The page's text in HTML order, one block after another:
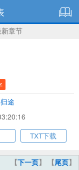
章节
途
TXT下载
【下一页】 【尾页】